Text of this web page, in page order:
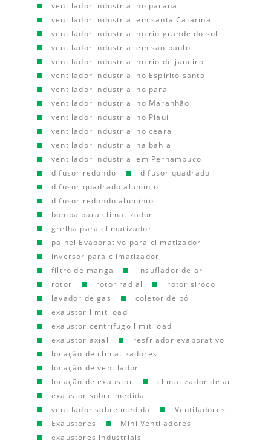
ventilador industrial no parana
ventilador industrial em santa Catarina
ventilador industrial no rio grande do sul
ventilador industrial em sao paulo
ventilador industrial no rio de janeiro
ventilador industrial no Espírito santo
ventilador industrial no para
ventilador industrial no Maranhão
ventilador industrial no Piauí
ventilador industrial no ceara
ventilador industrial na bahia
ventilador industrial em Pernambuco
difusor redondo
difusor quadrado
difusor quadrado alumínio
difusor redondo alumínio
bomba para climatizador
grelha para climatizador
painel Evaporativo para climatizador
inversor para climatizador
filtro de manga
insuflador de ar
rotor
rotor radial
rotor siroco
lavador de gas
coletor de pó
exaustor limit load
exaustor centrifugo limit load
exaustor axial
resfriador evaporativo
locação de climatizadores
locação de ventilador
locação de exaustor
climatizador de ar
exaustor sobre medida
ventilador sobre medida
Ventiladores
Exaustores
Mini Ventiladores
exaustores industriais